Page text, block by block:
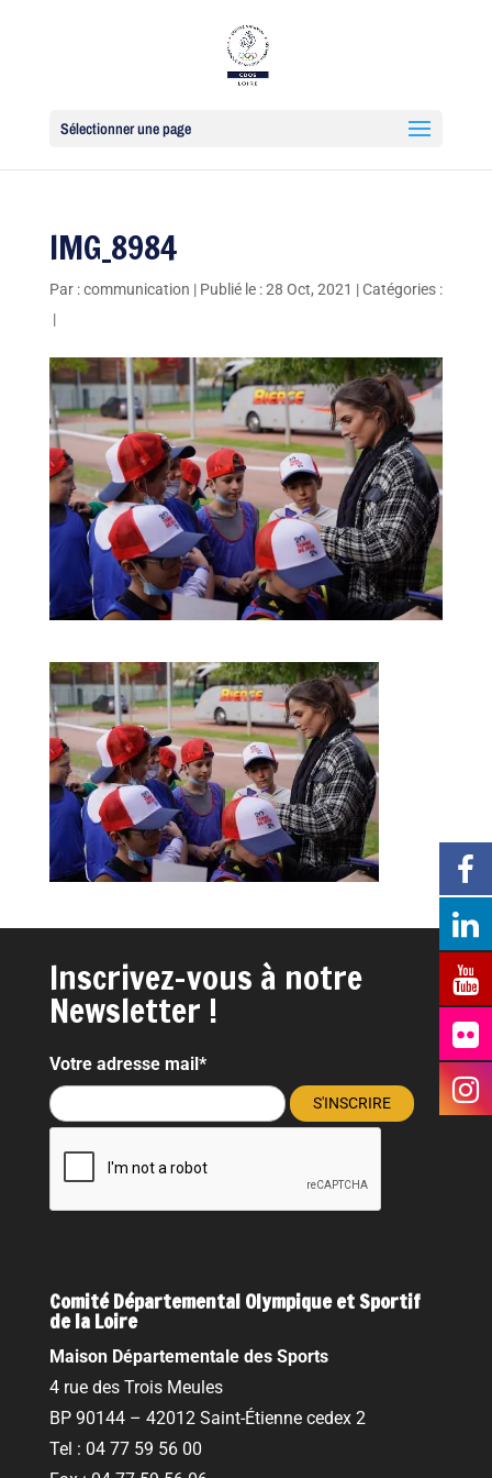
Sélectionner une page
IMG_8984
Par :communication | Publié le : 28 Oct, 2021 | Catégories :
|
Inscrivez-vous à notre
Newsletter !
Votre adresse mail*
Comité Départemental Olympique et Sportif
de la Loire
Maison Départementale des Sports
4 rue des Trois Meules
BP 90144 – 42012 Saint-Étienne cedex 2
Tel : 04 77 59 56 00